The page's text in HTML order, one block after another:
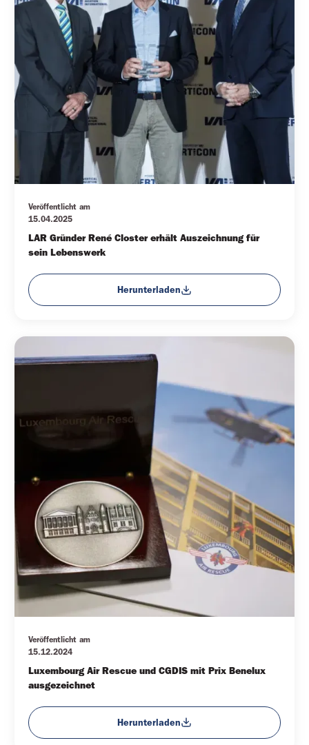
Veröffentlicht am
15.04.2025
LAR Gründer René Closter erhält Auszeichnung für
sein Lebenswerk
Herunterladen
Veröffentlicht am
15.12.2024
Luxembourg Air Rescue und CGDIS mit Prix Benelux
ausgezeichnet
Herunterladen